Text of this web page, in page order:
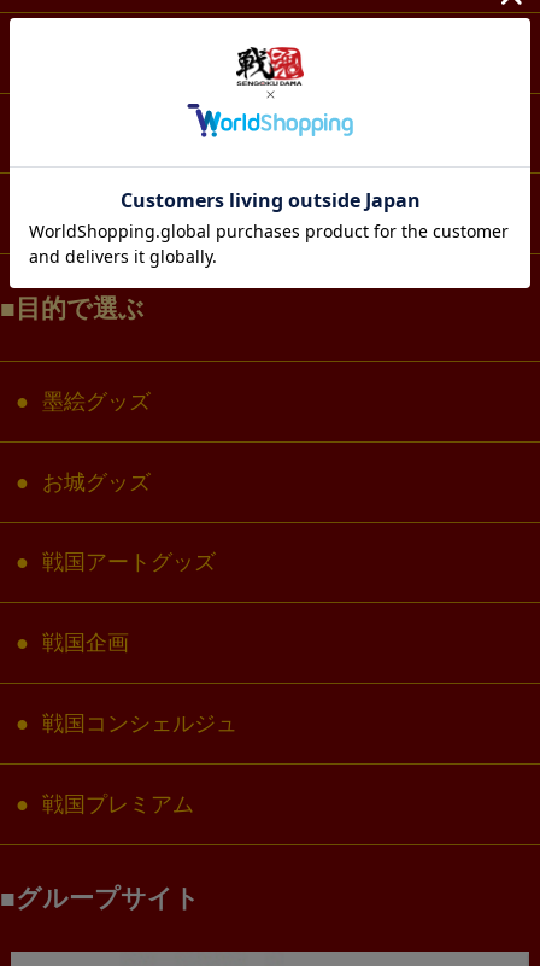
スマホ・IT・メディア
コラボ・キャラクター
目的で選ぶ
墨絵グッズ
お城グッズ
戦国アートグッズ
戦国企画
戦国コンシェルジュ
戦国プレミアム
グループサイト